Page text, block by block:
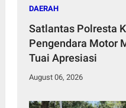
DAERAH
Satlantas Polresta
Pengendara Motor
Tuai Apresiasi
August 06, 2026